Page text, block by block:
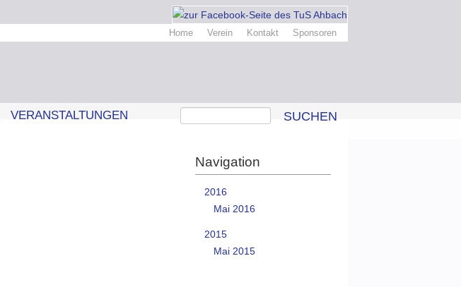
Home Verein Kontakt Sponsoren
VERANSTALTUNGEN SUCHEN
Navigation
2016
Mai 2016
2015
Mai 2015